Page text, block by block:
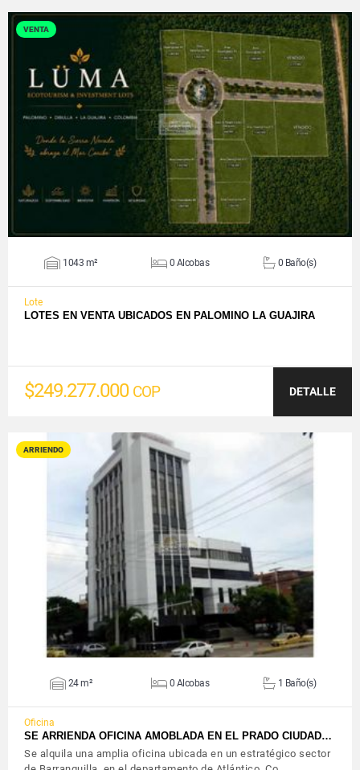
VENTA
VER DETALLES
1043 m² 0 Alcobas 0 Baño(s)
Lote
LOTES EN VENTA UBICADOS EN PALOMINO LA GUAJIRA
$249.277.000 COP DETALLE
ARRIENDO
VER DETALLES
24 m² 0 Alcobas 1 Baño(s)
Oficina
SE ARRIENDA OFICINA AMOBLADA EN EL PRADO CIUDAD…
Se alquila una amplia oficina ubicada en un estratégico sector